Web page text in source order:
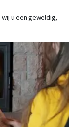
wij u een geweldig,